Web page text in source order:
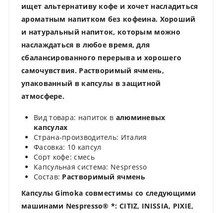
ищет альтернативу кофе и хочет насладиться
ароматным напитком без кофеина. Хороший
и натуральный напиток, которым можно
наслаждаться в любое время, для
сбалансированного перерыва и хорошего
самочувствия. Растворимый ячмень,
упакованный в капсулы в защитной
атмосфере.
Вид товара: напиток в алюминевых
капсулах
Страна-производитель: Италия
Фасовка: 10 капсул
Сорт кофе: смесь
Капсульная система: Nespresso
Состав: Растворимый ячмень
Капсулы Gimoka совместимы со следующими
машинами Nespresso® *: CITIZ, INISSIA, PIXIE,